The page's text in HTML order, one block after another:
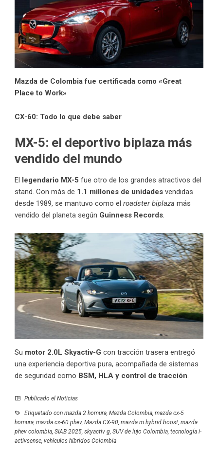
Mazda de Colombia fue certificada como «Great
Place to Work»
CX-60: Todo lo que debe saber
MX-5: el deportivo biplaza más
vendido del mundo
El legendario MX-5 fue otro de los grandes atractivos del
stand. Con más de 1.1 millones de unidades vendidas
desde 1989, se mantuvo como el roadster biplaza más
vendido del planeta según Guinness Records.
Su motor 2.0L Skyactiv-G con tracción trasera entregó
una experiencia deportiva pura, acompañada de sistemas
de seguridad como BSM, HLA y control de tracción.
Publicado el Noticias
Etiquetado con mazda 2 homura, Mazda Colombia, mazda cx-5
homura, mazda cx-60 phev, Mazda CX-90, mazda m hybrid boost, mazda
phev colombia, SIAB 2025, skyactiv g, SUV de lujo Colombia, tecnología i-
activsense, vehículos híbridos Colombia